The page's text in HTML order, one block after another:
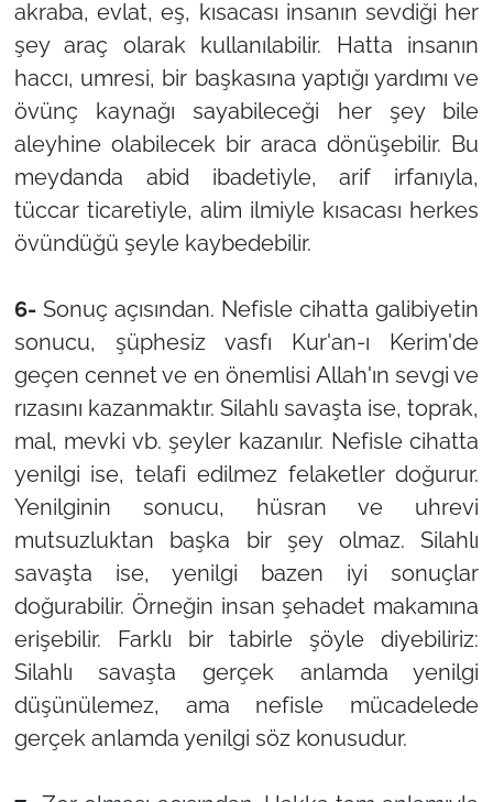
akraba, evlat, eş, kısacası insanın sevdiği her
şey araç olarak kullanılabilir. Hatta insanın
haccı, umresi, bir başkasına yaptığı yardımı ve
övünç kaynağı sayabileceği her şey bile
aleyhine olabilecek bir araca dönüşebilir. Bu
meydanda abid ibadetiyle, arif irfanıyla,
tüccar ticaretiyle, alim ilmiyle kısacası herkes
övündüğü şeyle kaybedebilir.
6- Sonuç açısından. Nefisle cihatta galibiyetin
sonucu, şüphesiz vasfı Kur'an-ı Kerim'de
geçen cennet ve en önemlisi Allah'ın sevgi ve
rızasını kazanmaktır. Silahlı savaşta ise, toprak,
mal, mevki vb. şeyler kazanılır. Nefisle cihatta
yenilgi ise, telafi edilmez felaketler doğurur.
Yenilginin sonucu, hüsran ve uhrevi
mutsuzluktan başka bir şey olmaz. Silahlı
savaşta ise, yenilgi bazen iyi sonuçlar
doğurabilir. Örneğin insan şehadet makamına
erişebilir. Farklı bir tabirle şöyle diyebiliriz:
Silahlı savaşta gerçek anlamda yenilgi
düşünülemez, ama nefisle mücadelede
gerçek anlamda yenilgi söz konusudur.